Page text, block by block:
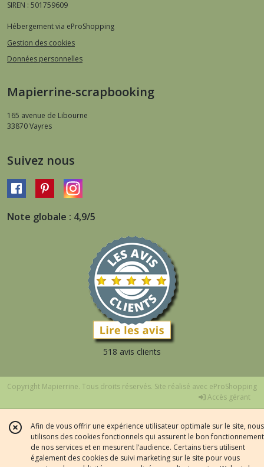
SIREN : 501759609
Hébergement via eProShopping
Gestion des cookies
Données personnelles
Mapierrine-scrapbooking
165 avenue de Libourne
33870Vayres
Suivez nous
Note globale : 4,9/5
518 avis clients
Copyright Mapierrine. Tous droits réservés. Site réalisé avec eProShopping
Accès gérant
Afin de vous offrir une expérience utilisateur optimale sur le site, nous
utilisons des cookies fonctionnels qui assurent le bon fonctionnement
de nos services et en mesurent l’audience. Certains tiers utilisent
également des cookies de suivi marketing sur le site pour vous